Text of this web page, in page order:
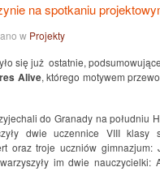
na spotkaniu
w Projekty
się już ostatnie,
Alive, którego motywem
do Granady na południu
dwie uczennice VIII klasy
oraz troje uczniów gimnazjum:
im dwie nauczycielki: